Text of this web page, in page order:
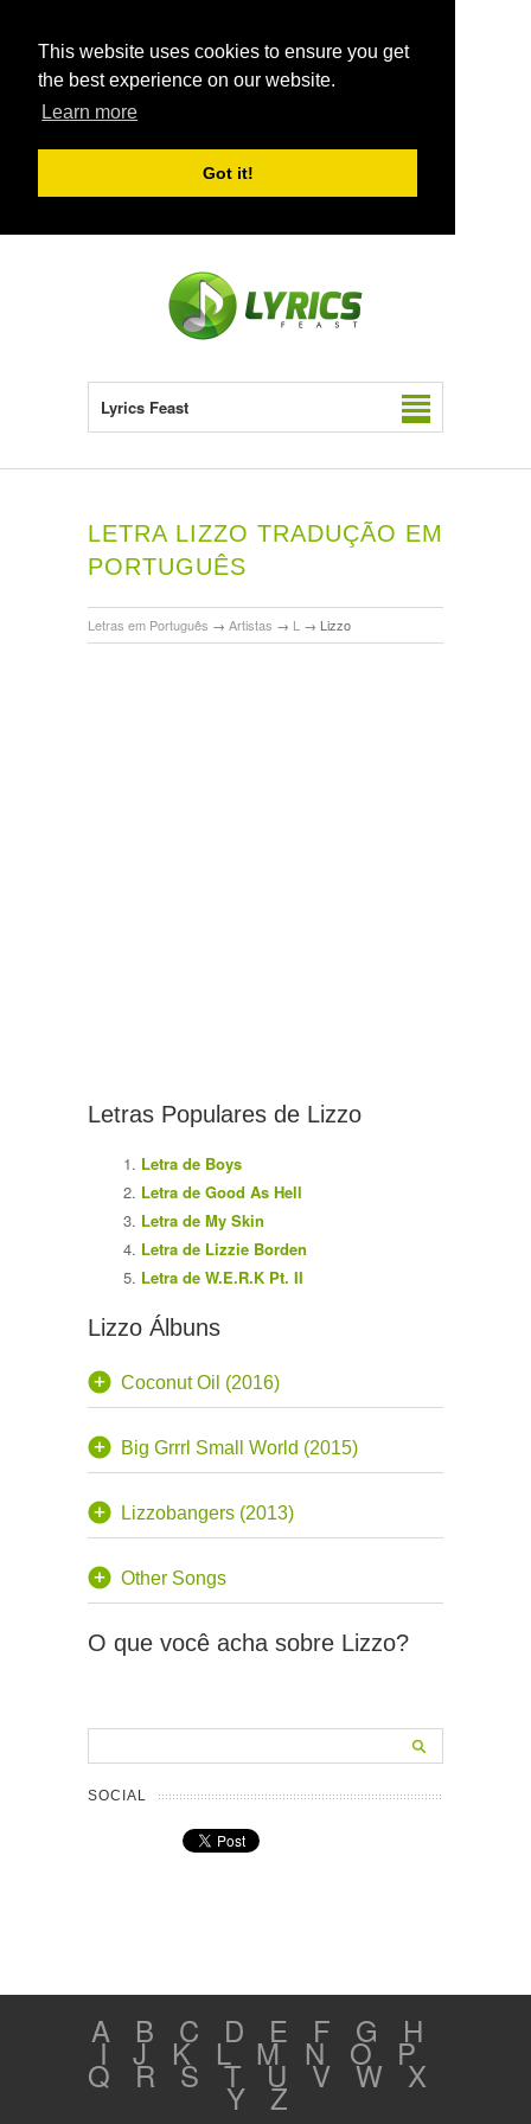
This website uses cookies to ensure you get
the best experience on our website.
Learn more
Got it!
Lyrics Feast
LETRA LIZZO TRADUÇÃO EM
PORTUGUÊS
Letras em Português → Artistas → L → Lizzo
Letras Populares de Lizzo
Letra de Boys
Letra de Good As Hell
Letra de My Skin
Letra de Lizzie Borden
Letra de W.E.R.K Pt. II
Lizzo Álbuns
Coconut Oil (2016)
Big Grrrl Small World (2015)
Lizzobangers (2013)
Other Songs
O que você acha sobre Lizzo?
SOCIAL
A B C D E F G H
I J K L M N O P
Q R S T U V W X
Y Z